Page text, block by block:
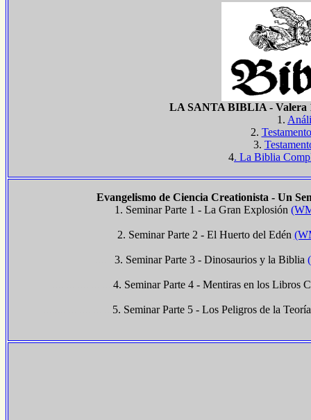
LA SANTA BIBLIA - Valera
1.
2.
3.
4. La Biblia
Evangelismo de Ciencia Creationista - Un
1. Seminar Parte 1 - La Gran Explosión
2. Seminar Parte 2 - El Huerto del Edén
3. Seminar Parte 3 - Dinosaurios y la Biblia
4. Seminar Parte 4 - Mentiras en los Libros
5. Seminar Parte 5 - Los Peligros de la